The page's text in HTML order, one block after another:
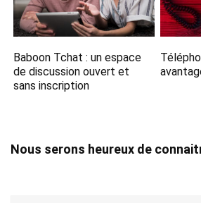
Baboon Tchat : un espace
de discussion ouvert et
sans inscription
Nous serons heureux de